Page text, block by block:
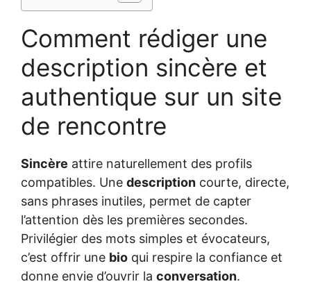
Comment rédiger une
description sincère et
authentique sur un site
de rencontre
Sincère attire naturellement des profils
compatibles. Une description courte, directe,
sans phrases inutiles, permet de capter
l’attention dès les premières secondes.
Privilégier des mots simples et évocateurs,
c’est offrir une bio qui respire la confiance et
donne envie d’ouvrir la conversation.